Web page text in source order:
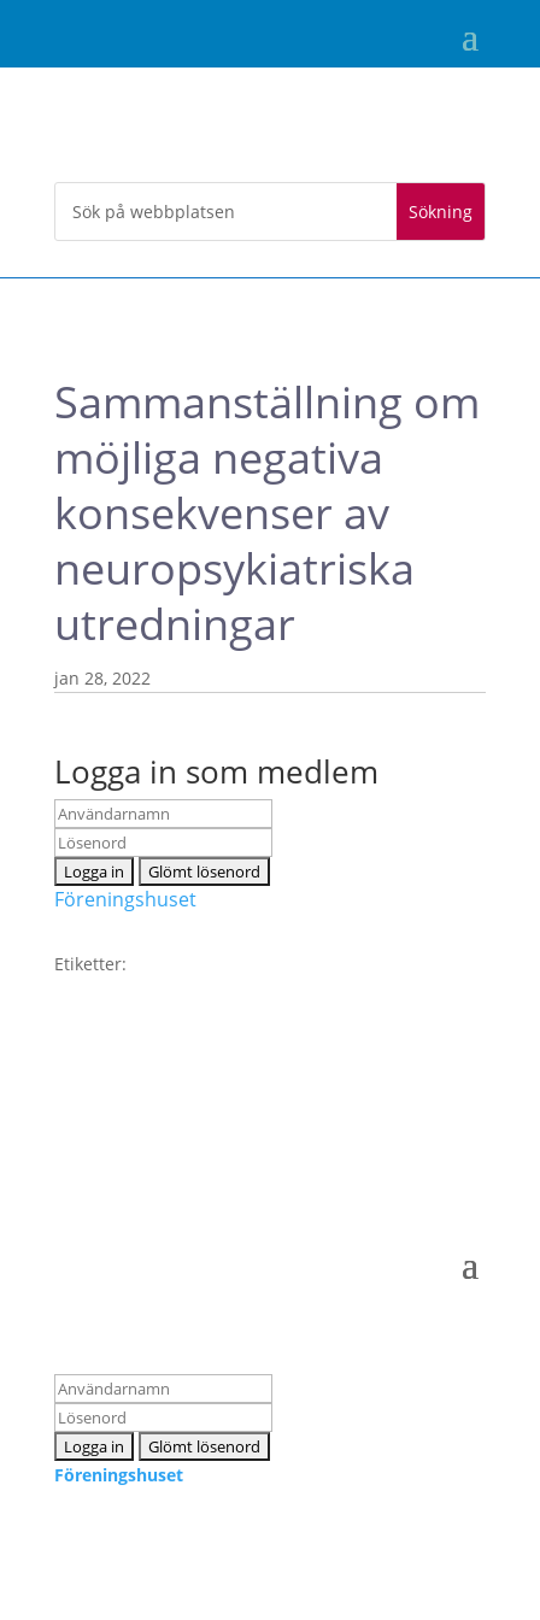
Sammanställning om
möjliga negativa
konsekvenser av
neuropsykiatriska
utredningar
jan 28, 2022
Logga in som medlem
Föreningshuset
Etiketter:
Föreningshuset